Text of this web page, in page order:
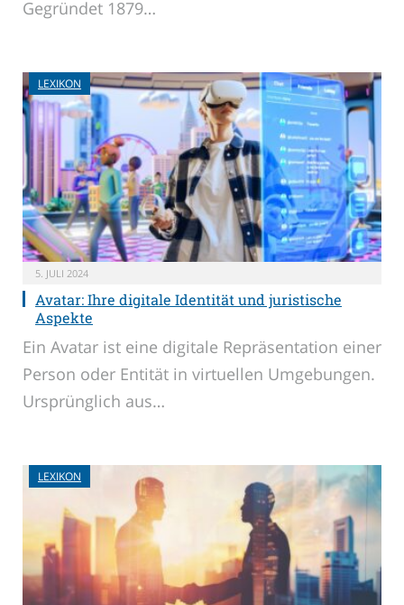
Gegründet 1879…
LEXIKON
5. JULI 2024
Avatar: Ihre digitale Identität und juristische
Aspekte
Ein Avatar ist eine digitale Repräsentation einer
Person oder Entität in virtuellen Umgebungen.
Ursprünglich aus…
LEXIKON